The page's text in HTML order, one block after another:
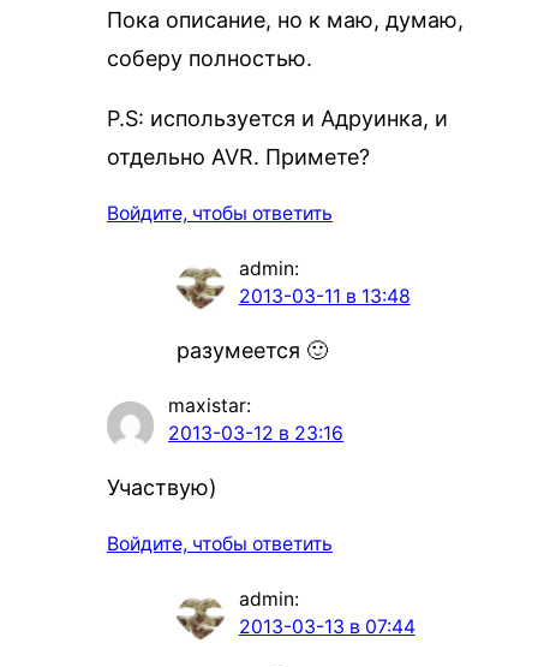
Пока описание, но к маю, думаю,
соберу полностью.
P.S: используется и Адруинка, и
отдельно AVR. Примете?
Войдите, чтобы ответить
admin:
2013-03-11 в 13:48
разумеется 🙂
maxistar:
2013-03-12 в 23:16
Участвую)
Войдите, чтобы ответить
admin:
2013-03-13 в 07:44